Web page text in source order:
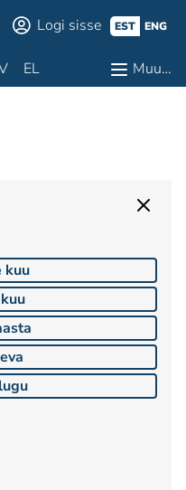
Logi sisse EST ENG
EL Muu…
kuu